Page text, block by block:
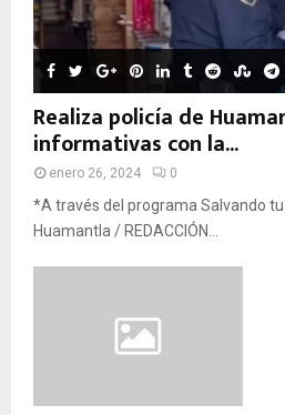
Realiza policía de
informativas con la...
enero 26, 2024 0
*A través del programa Salvando
Huamantla / REDACCIÓN...